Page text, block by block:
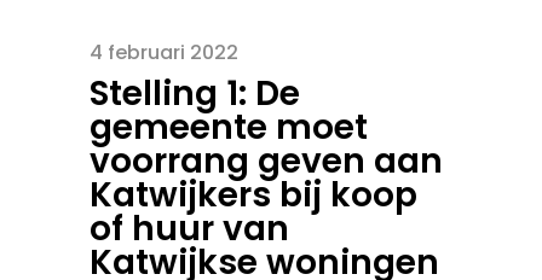
4 februari 2022
Stelling 1: De
gemeente moet
voorrang geven aan
Katwijkers bij koop
of huur van
Katwijkse woningen